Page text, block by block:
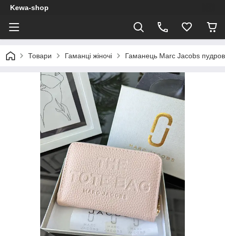
Kewa-shop
Товари Гаманці жіночі Гаманець Marc Jacobs